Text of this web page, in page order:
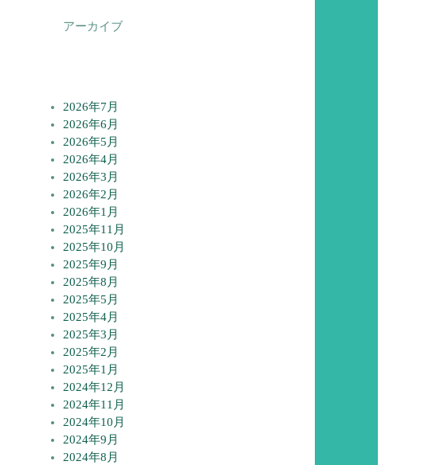
アーカイブ
2026年7月
2026年6月
2026年5月
2026年4月
2026年3月
2026年2月
2026年1月
2025年11月
2025年10月
2025年9月
2025年8月
2025年5月
2025年4月
2025年3月
2025年2月
2025年1月
2024年12月
2024年11月
2024年10月
2024年9月
2024年8月